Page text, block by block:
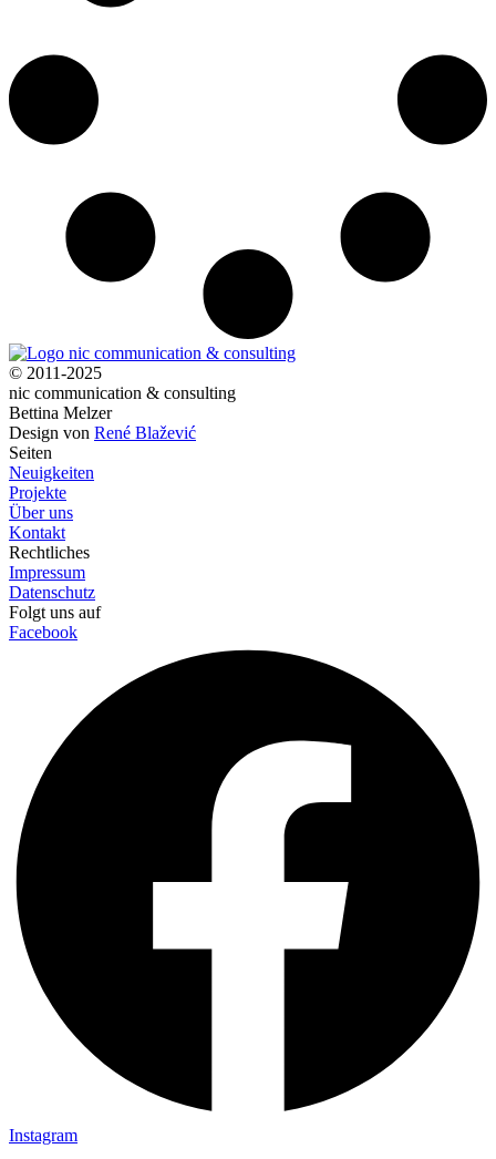
© 2011-2025
nic communication & consulting
Bettina Melzer
Design von René Blažević
Seiten
Neuigkeiten
Projekte
Über uns
Kontakt
Rechtliches
Impressum
Datenschutz
Folgt uns auf
Facebook
Instagram